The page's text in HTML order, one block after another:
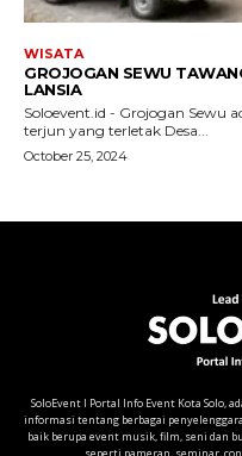
SoloEvent I Portal Info Event Kota Solo,
informasi tentang berbagai
baik berupa event musik, film, seni dan
seperti pameran, seminar,